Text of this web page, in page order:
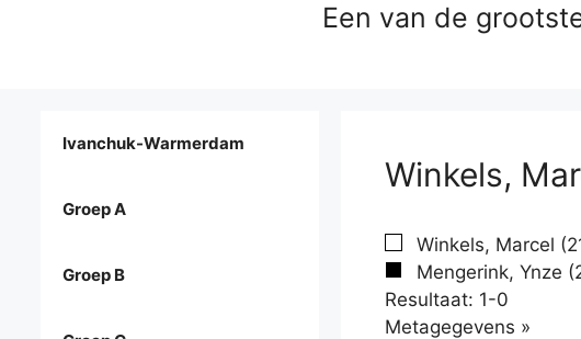
Een van de
Winkels,
Winkels, Marcel
Mengerink, Ynze
Resultaat: 1-0
Metagegevens »
Ivanchuk-Warmerdam
Groep A
Groep B